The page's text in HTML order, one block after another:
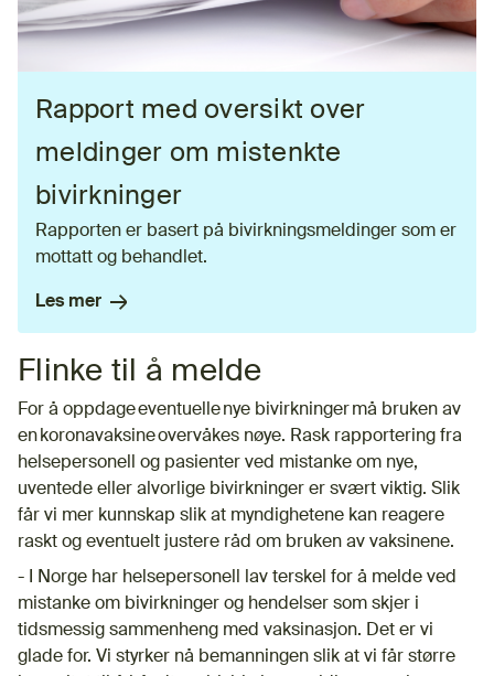
Rapport med oversikt over
meldinger om mistenkte
bivirkninger
Rapporten er basert på bivirkningsmeldinger som er
mottatt og behandlet.
Les mer
Flinke til å melde
For å oppdage eventuelle nye bivirkninger må bruken av
en koronavaksine overvåkes nøye. Rask rapportering fra
helsepersonell og pasienter ved mistanke om nye,
uventede eller alvorlige bivirkninger er svært viktig. Slik
får vi mer kunnskap slik at myndighetene kan reagere
raskt og eventuelt justere råd om bruken av vaksinene.
- I Norge har helsepersonell lav terskel for å melde ved
mistanke om bivirkninger og hendelser som skjer i
tidsmessig sammenheng med vaksinasjon. Det er vi
glade for. Vi styrker nå bemanningen slik at vi får større